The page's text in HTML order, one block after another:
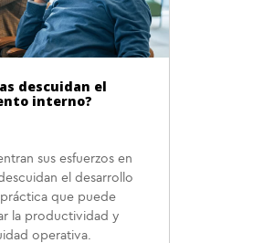
descuidan el
interno?
sus esfuerzos en
el desarrollo
que puede
la productividad y
operativa.